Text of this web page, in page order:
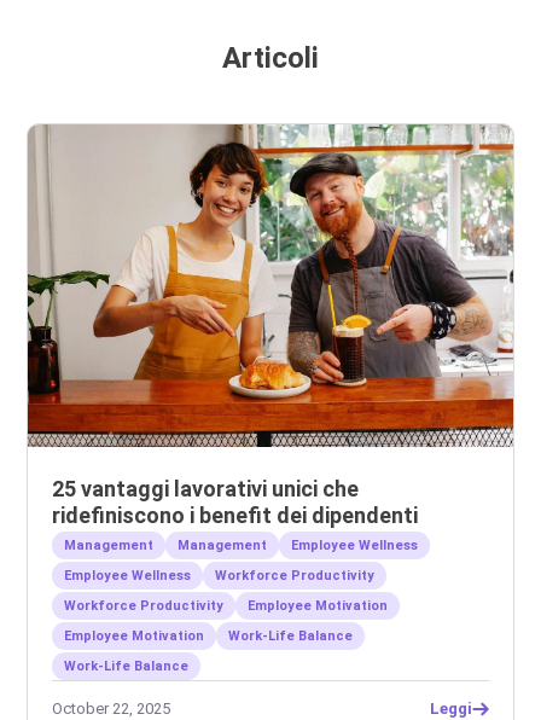
Articoli
25 vantaggi lavorativi unici che
ridefiniscono i benefit dei dipendenti
Management Management
Employee Wellness
Employee Wellness
Workforce Productivity
Workforce Productivity
Employee Motivation
Employee Motivation
Work-Life Balance
Work-Life Balance
October 22, 2025 Leggi